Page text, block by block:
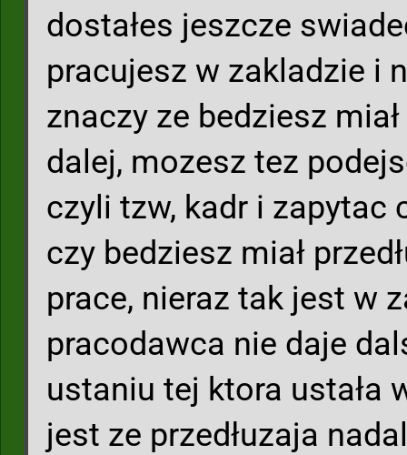
dostałes jeszcze
pracujesz w zakladzie i
znaczy ze bedziesz
dalej, mozesz tez
czyli tzw, kadr i zapytac
czy bedziesz miał
prace, nieraz tak jest w
pracodawca nie daje
ustaniu tej ktora ustała
jest ze przedłuzaja